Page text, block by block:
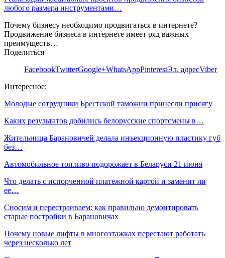
любого размера инструментами…
Почему бизнесу необходимо продвигаться в интернете?
Продвижение бизнеса в интернете имеет ряд важных
преимуществ…
Поделиться
FacebookTwitterGoogle+WhatsAppPinterestЭл. адресViber
Интересное:
Молодые сотрудники Брестской таможни принесли присягу
Каких результатов добились белорусские спортсмены в…
Жительница Барановичей делала инъекционную пластику губ
без…
Автомобильное топливо подорожает в Беларуси 21 июня
Что делать с испорченной платежной картой и заменит ли
ее…
Сносим и перестраиваем: как правильно демонтировать
старые постройки в Барановичах
Почему новые лифты в многоэтажках перестают работать
через несколько лет